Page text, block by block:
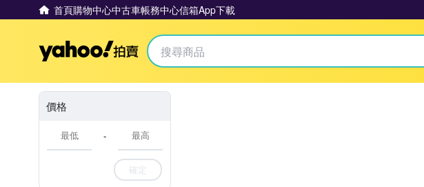
首頁購物中心中古車帳務中心信箱App下載
Yahoo拍賣
價格
-
確定